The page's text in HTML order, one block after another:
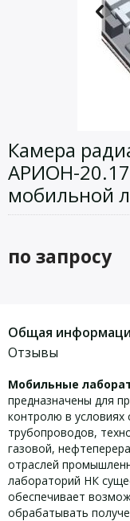
Камера
АРИОН-
мобильной
по запросу
Общая
Отзывы
Мобильные
предназначены для
контролю в условиях
трубопроводов,
газовой,
отраслей
лабораторий НК
обеспечивает
обрабатывать